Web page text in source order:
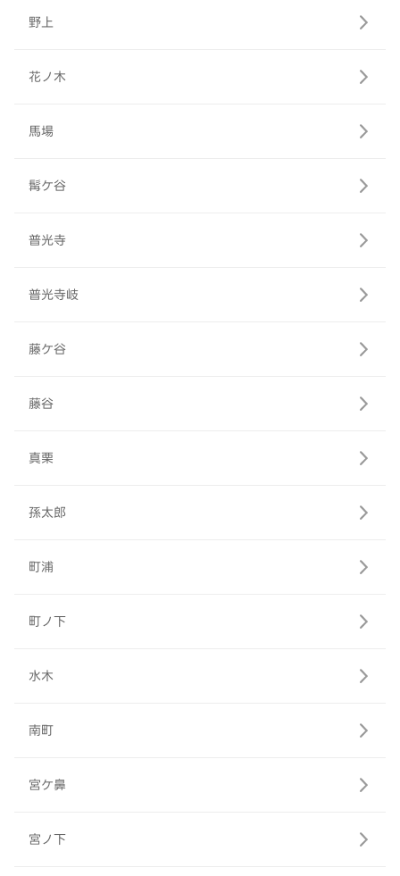
野上
花ノ木
馬場
髯ケ谷
普光寺
普光寺岐
藤ケ谷
藤谷
真栗
孫太郎
町浦
町ノ下
水木
南町
宮ケ鼻
宮ノ下